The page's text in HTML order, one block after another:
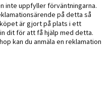
inte uppfyller förväntningarna.
på detta så
är gjort på plats i ett
dit för att få hjälp med detta.
kan du anmäla en reklamation